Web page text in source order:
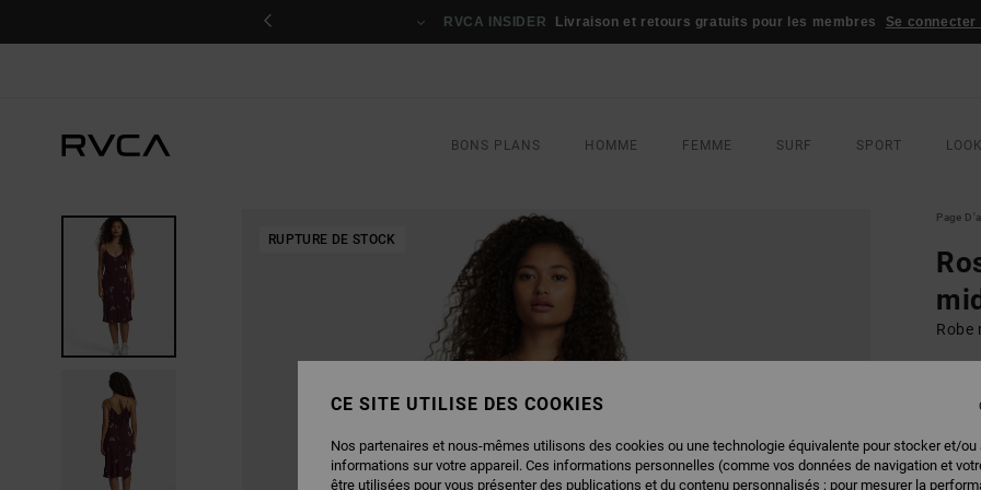
RVCA INSIDER Livraison et retours gratuits pour les membres Se
BONS PLANS HOMME FEMME SURF SPORT
RUPTURE DE STOCK
Page
Robe
CE SITE UTILISE DES COOKIES
Nos partenaires et nous-mêmes utilisons des cookies ou une technologie équivalente pour stocker et/ou
informations sur votre appareil. Ces informations personnelles (comme vos données de navigation et
être utilisées pour vous présenter des publications et du contenu personnalisés ; pour mesurer la